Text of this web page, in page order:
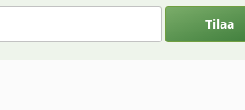
Tilaa